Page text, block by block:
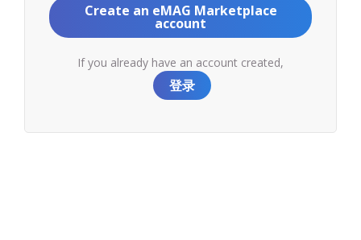
Create an eMAG Marketplace
account
If you already have an account created,
登录